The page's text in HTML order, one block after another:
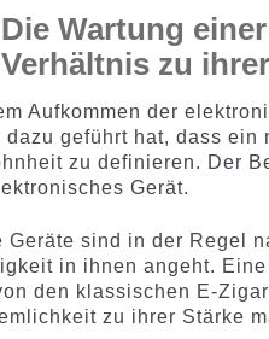
Die Wartung
Verhältnis zu
Aufkommen der
dazu geführt hat, dass ein
zu definieren. Der
Gerät.
Geräte sind in der Regel
in ihnen angeht.
den klassischen E-
zu ihrer Stärke